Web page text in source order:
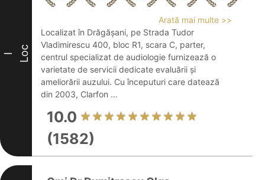
I Loc
Arată mai multe >>
Localizat în Drăgășani, pe Strada Tudor
Vladimirescu 400, bloc R1, scara C, parter,
centrul specializat de audiologie furnizează o
varietate de servicii dedicate evaluării și
ameliorării auzului. Cu începuturi care datează
din 2003, Clarfon ...
10.0
(1582)